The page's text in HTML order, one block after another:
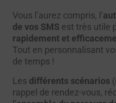
Vous l’aurez compris, l’
de vos SMS est très utile
rapidement et
Tout en personnalisant
de temps !
Les différents scénarios
rappel de rendez-vous,